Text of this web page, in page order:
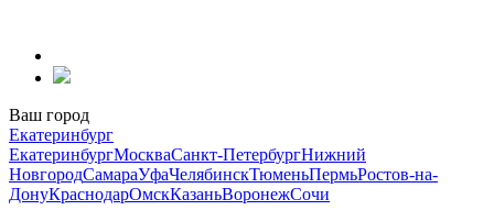
содержанию
Ваш город
Екатеринбург
ЕкатеринбургМоскваСанкт-ПетербургНижний
НовгородСамараУфаЧелябинскТюменьПермьРостов-на-
ДонуКраснодарОмскКазаньВоронежСочи